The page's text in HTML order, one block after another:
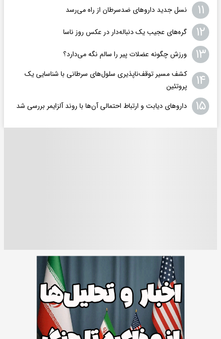
۱۱ نسل جدید داروهای ضدسرطان از راه می‌رسد
۱۲ گره‌های عجیب یک دنباله‌دار در عکس روز ناسا
۱۳ ورزش چگونه عضلات پیر را سالم نگه می‌دارد؟
۱۴
کشف مسیر توقف‌ناپذیری سلول‌های سرطانی با شناسایی یک
پروتئین
۱۵ داروهای دیابت و ارتباط احتمالی آن‌ها با روند آلزایمر بررسی شد